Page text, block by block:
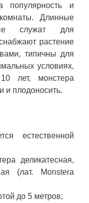
популярность и
Длинные
служат для
растение
типичны для
условиях,
лет, монстера
и плодоносить.
естественной
деликатесная,
(лат. Monstera
до 5 метров;